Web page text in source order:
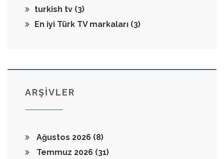
turkish tv (3)
En iyi Türk TV markaları (3)
ARŞİVLER
Ağustos 2026 (8)
Temmuz 2026 (31)